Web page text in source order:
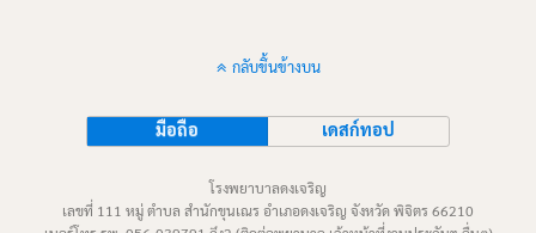
กลับขึ้นข้างบน
มือถือ เดสก์ทอป
โรงพยาบาลดงเจริญ
เลขที่ 111 หมู่ ตำบล สำนักขุนเณร อำเภอดงเจริญ จังหวัด พิจิตร 66210